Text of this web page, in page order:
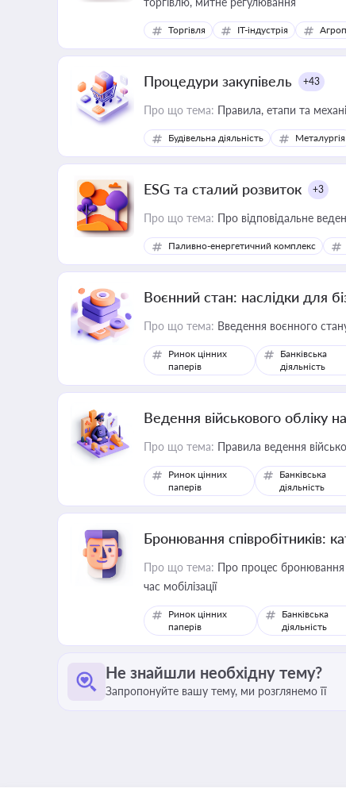
Торгівля IT-індустрія
Процедури закупівель +43
Про що тема: Правила, етапи та
Будівельна діяльність Металургія
ESG та сталий розвиток +3
Про що тема: Про відповідальне
Паливно-енергетичний комплекс
Воєнний стан: наслідки для
Про що тема: Введення воєнного
Ринок цінних
паперів
Банківська
діяльність
Ведення військового обліку
Про що тема: Правила ведення
Ринок цінних
паперів
Банківська
діяльність
Бронювання співробітників:
Про що тема: Про процес бронювання
час мобілізації
Ринок цінних
паперів
Банківська
діяльність
Не знайшли необхідну тему?
Запропонуйте вашу тему, ми розглянемо її